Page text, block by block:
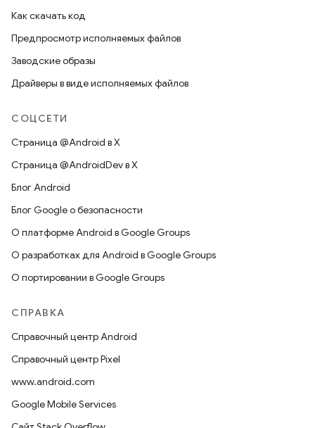
Как скачать код
Предпросмотр исполняемых файлов
Заводские образы
Драйверы в виде исполняемых файлов
СОЦСЕТИ
Страница @Android в X
Страница @AndroidDev в X
Блог Android
Блог Google о безопасности
О платформе Android в Google Groups
О разработках для Android в Google Groups
О портировании в Google Groups
СПРАВКА
Справочный центр Android
Справочный центр Pixel
www.android.com
Google Mobile Services